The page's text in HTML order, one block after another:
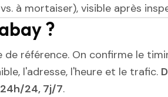
à mortaiser), visible après
?
de référence. On confirme le
l'adresse, l'heure et le trafic.
24h/24, 7j/7.